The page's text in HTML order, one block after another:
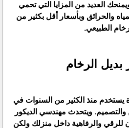
العديد من المزايا التي تحمي
والحرائق وبأسعار أقل بكثير من
الطبيعي.
بديل الرخام
يستخدم منذ الكثير من السنوات في
والتصميم. ويتحدث مهندسي الديكور
للرقي والرفاهية داخل منزلك ولكن